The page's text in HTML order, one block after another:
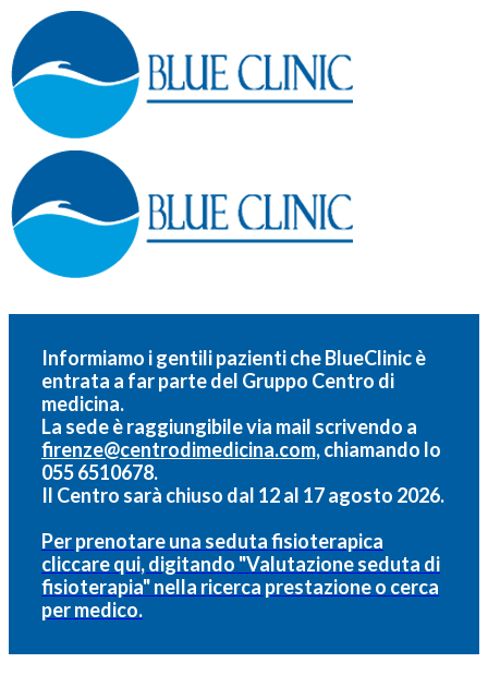
Informiamo i gentili pazienti che BlueClinic è
entrata a far parte del Gruppo Centro di
medicina.
La sede è raggiungibile via mail scrivendo a
firenze@centrodimedicina.com,chiamando lo
055 6510678.
Il Centro sarà chiuso dal 12 al 17 agosto 2026.
Per prenotare una seduta fisioterapica
cliccare qui, digitando "Valutazione seduta di
fisioterapia" nella ricerca prestazione o cerca
per medico.